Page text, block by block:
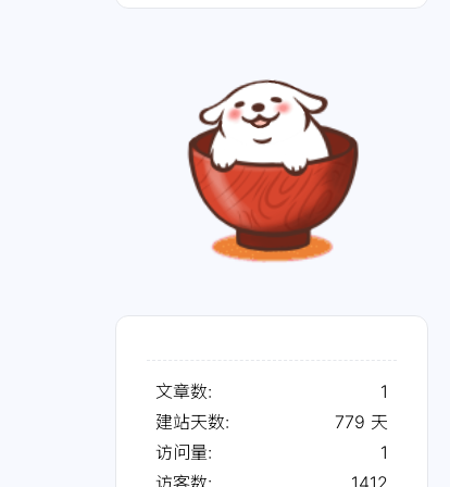
文章数:
1
建站天数:
779 天
访问量:
1
访客数:
1412